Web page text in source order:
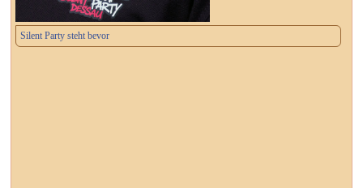
Silent Party steht bevor